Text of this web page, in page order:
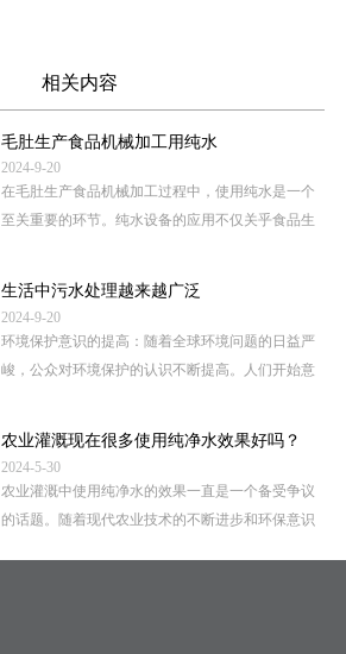
相关内容
毛肚生产食品机械加工用纯水
2024-9-20
在毛肚生产食品机械加工过程中，使用纯水是一个
至关重要的环节。纯水设备的应用不仅关乎食品生
生活中污水处理越来越广泛
2024-9-20
环境保护意识的提高：随着全球环境问题的日益严
峻，公众对环境保护的认识不断提高。人们开始意
农业灌溉现在很多使用纯净水效果好吗？
2024-5-30
农业灌溉中使用纯净水的效果一直是一个备受争议
的话题。随着现代农业技术的不断进步和环保意识